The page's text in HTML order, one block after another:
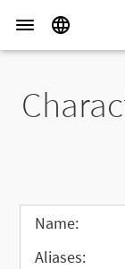
Name:
Aliases: